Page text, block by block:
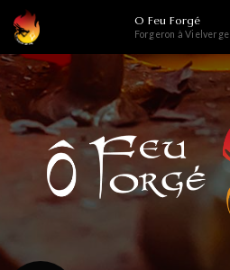
contenu
principal
O Feu Forgé
Forgeron à Vielverge